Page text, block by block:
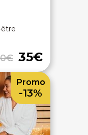
35€
Promo
-13%